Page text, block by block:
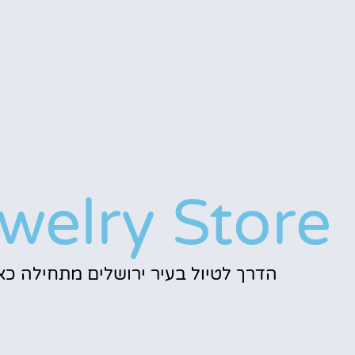
Store
הדרך לטיול בעיר ירושלים מתחילה